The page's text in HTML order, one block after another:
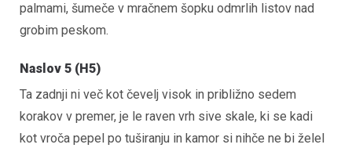
palmami, šumeče v mračnem šopku odmrlih listov nad
grobim peskom.
Naslov 5 (H5)
Ta zadnji ni več kot čevelj visok in približno sedem
korakov v premer, je le raven vrh sive skale, ki se kadi
kot vroča pepel po tuširanju in kamor si nihče ne bi želel